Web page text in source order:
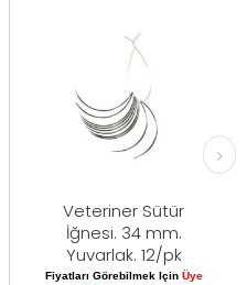
Veteriner Sütür
İğnesi. 34 mm.
Yuvarlak. 12/pk
Fiyatları Görebilmek Için Üye